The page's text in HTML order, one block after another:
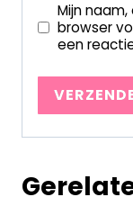
Mijn
browser
een